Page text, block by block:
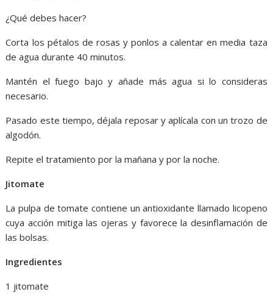
¿Qué debes hacer?
Corta los pétalos de rosas y ponlos a calentar en media taza
de agua durante 40 minutos.
Mantén el fuego bajo y añade más agua si lo consideras
necesario.
Pasado este tiempo, déjala reposar y aplícala con un trozo de
algodón.
Repite el tratamiento por la mañana y por la noche.
Jitomate
La pulpa de tomate contiene un antioxidante llamado licopeno
cuya acción mitiga las ojeras y favorece la desinflamación de
las bolsas.
Ingredientes
1 jitomate